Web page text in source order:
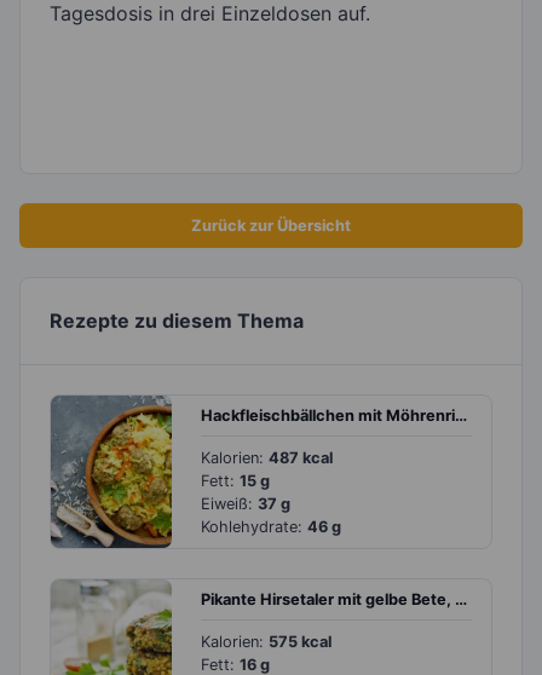
Tagesdosis in drei Einzeldosen auf.
Zurück zur Übersicht
Rezepte zu diesem Thema
Hackfleischbällchen mit Möhrenrisotto
Kalorien: 487 kcal
Fett: 15 g
Eiweiß: 37 g
Kohlehydrate: 46 g
Pikante Hirsetaler mit gelbe Bete, Spinat und Dip
Kalorien: 575 kcal
Fett: 16 g